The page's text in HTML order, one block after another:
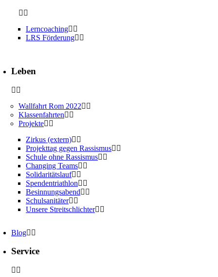
Lerncoaching
LRS Förderung
Leben
Wallfahrt Rom 2022
Klassenfahrten
Projekte
Zirkus (extern)
Projekttag gegen Rassismus
Schule ohne Rassismus
Changing Teams
Solidaritätslauf
Spendentriathlon
Besinnungsabend
Schulsanitäter
Unsere Streitschlichter
Blog
Service